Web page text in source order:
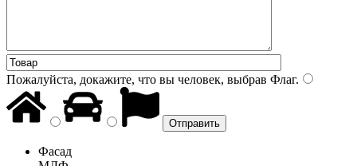
Пожалуйста, докажите, что вы человек, выбрав Флаг.
Фасад